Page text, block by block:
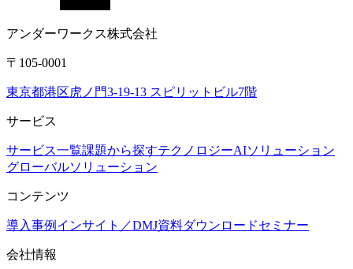
アンダーワークス株式会社
〒105-0001
東京都港区虎ノ門3-19-13 スピリットビル7階
サービス
サービス一覧課題から探すテクノロジーAIソリューション
グローバルソリューション
コンテンツ
導入事例 インサイト／DMJ資料ダウンロードセミナー
会社情報